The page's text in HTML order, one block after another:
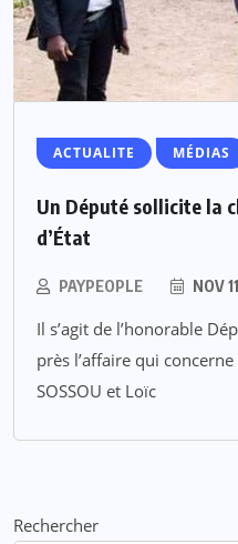
ACTUALITE MÉDIAS
Un Député sollicite la
d’État
PAYPEOPLE NOV
Il s’agit de l’honorable
près l’affaire qui
SOSSOU et Loïc
Rechercher